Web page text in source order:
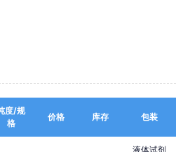
度/规
格
价格 库存 包装
液体试剂